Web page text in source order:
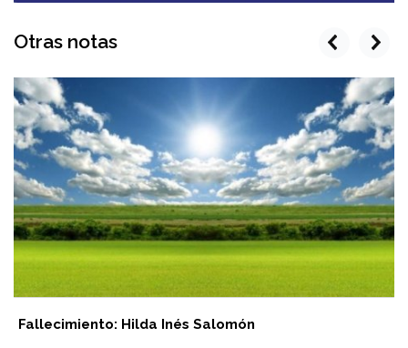
Otras notas
Fallecimiento: Hilda Inés Salomón
prev next